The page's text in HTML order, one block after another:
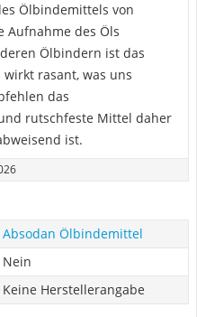
Ölbindemittels von
Aufnahme des Öls
Ölbindern ist das
rasant, was uns
das
rutschfeste Mittel daher
ist.
Absodan Ölbindemittel
Nein
Keine Herstellerangabe